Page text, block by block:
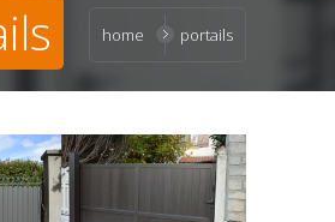
home portails